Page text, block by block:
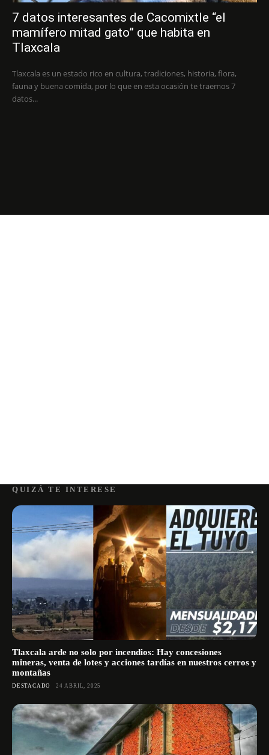
7 datos interesantes de Cacomixtle “el
mamífero mitad gato” que habita en
Tlaxcala
Tlaxcala es un estado rico en cultura, tradiciones, historia, flora,
fauna y buena comida, por lo que en esta ocasión te traemos 7
datos...
QUIZÁ TE INTERESE
Tlaxcala arde no solo por incendios: Hay concesiones
mineras, venta de lotes y acciones tardías en nuestros cerros y
montañas
DESTACADO 24 ABRIL, 2025